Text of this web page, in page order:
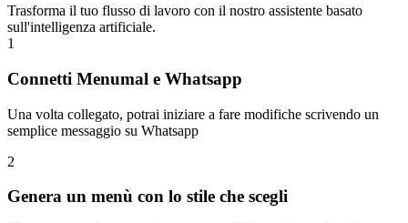
Trasforma il tuo flusso di lavoro con il nostro assistente basato
sull'intelligenza artificiale.
1
Connetti Menumal e Whatsapp
Una volta collegato, potrai iniziare a fare modifiche scrivendo un
semplice messaggio su Whatsapp
2
Genera un menù con lo stile che scegli